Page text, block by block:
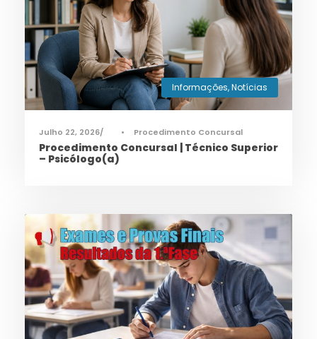
Informações,Notícias
Julho 22, 2026 • Procedimento Concursal
Procedimento Concursal | Técnico Superior
– Psicólogo(a)